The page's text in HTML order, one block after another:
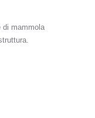
di mammola